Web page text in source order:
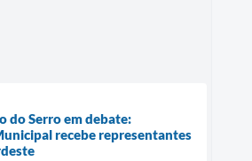
do Serro em debate:
recebe representantes